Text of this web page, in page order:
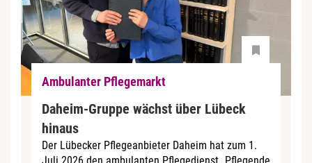
Ambulanter Pflegemarkt
Daheim-Gruppe wächst über Lübeck
hinaus
Der Lübecker Pflegeanbieter Daheim hat zum 1.
Juli 2026 den ambulanten Pflegedienst „Pflegende